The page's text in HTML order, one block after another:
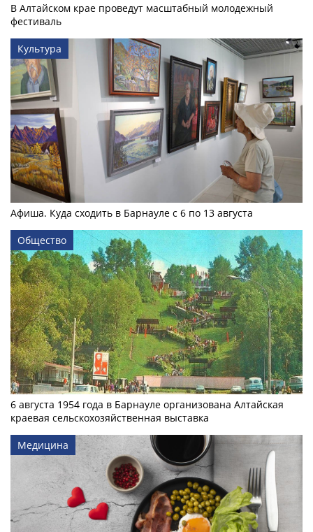
В Алтайском крае проведут масштабный молодежный
фестиваль
Культура
Афиша. Куда сходить в Барнауле с 6 по 13 августа
Общество
6 августа 1954 года в Барнауле организована Алтайская
краевая сельскохозяйственная выставка
Медицина